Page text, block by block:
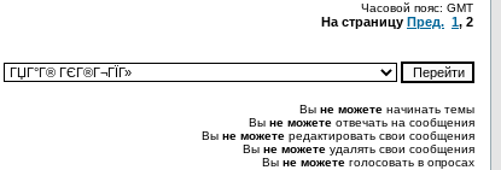
Часовой пояс: GMT
На страницу Пред. 1, 2
Вы не можете начинать темы
Вы не можете отвечать на сообщения
Вы не можете редактировать свои сообщения
Вы не можете удалять свои сообщения
Вы не можете голосовать в опросах